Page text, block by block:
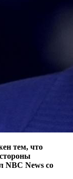
тем, что
NBC News со